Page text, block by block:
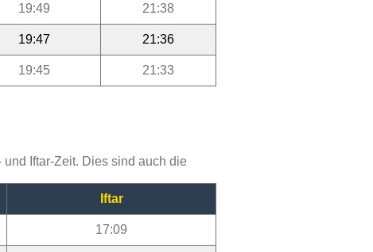
19:49 21:38
19:47 21:36
19:45 21:33
Iftar-Zeit. Dies sind auch die
Iftar
17:09